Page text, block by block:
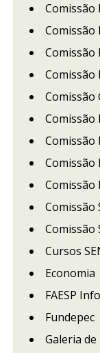
Comissão
Comissão
Comissão
Comissão
Comissão
Comissão
Comissão
Comissão
Comissão
Comissão
Cursos
Economia
FAESP
Fundepec
Galeria